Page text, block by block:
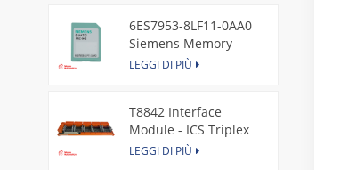
6ES7953-8LF11-0AA0
Siemens Memory
Card
LEGGI DI PIÙ
T8842 Interface
Module - ICS Triplex
LEGGI DI PIÙ